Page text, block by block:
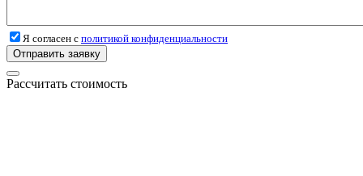
Я согласен с политикой конфиденциальности
Отправить заявку
Рассчитать стоимость